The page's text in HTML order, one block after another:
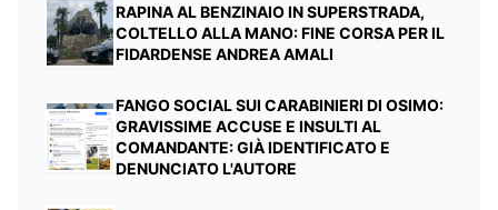
RAPINA AL BENZINAIO IN SUPERSTRADA,
COLTELLO ALLA MANO: FINE CORSA PER IL
FIDARDENSE ANDREA AMALI
FANGO SOCIAL SUI CARABINIERI DI OSIMO:
GRAVISSIME ACCUSE E INSULTI AL
COMANDANTE: GIÀ IDENTIFICATO E
DENUNCIATO L'AUTORE